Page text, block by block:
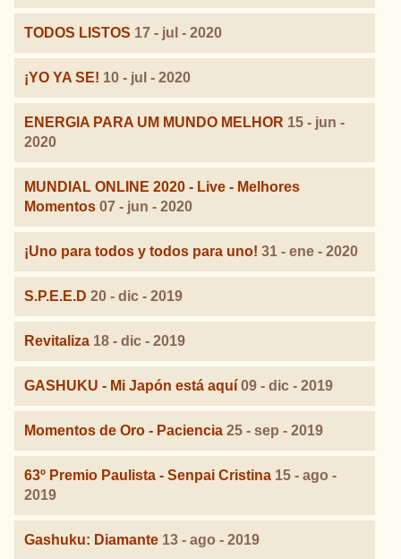
TODOS LISTOS 17 - jul - 2020
¡YO YA SE! 10 - jul - 2020
ENERGIA PARA UM MUNDO MELHOR 15 - jun -
2020
MUNDIAL ONLINE 2020 - Live - Melhores
Momentos 07 - jun - 2020
¡Uno para todos y todos para uno! 31 - ene - 2020
S.P.E.E.D 20 - dic - 2019
Revitaliza 18 - dic - 2019
GASHUKU - Mi Japón está aquí 09 - dic - 2019
Momentos de Oro - Paciencia 25 - sep - 2019
63º Premio Paulista - Senpai Cristina 15 - ago -
2019
Gashuku: Diamante 13 - ago - 2019